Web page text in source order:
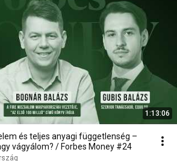
1:13:06
és teljes anyagi függetlenség –
vágyálom? / Forbes Money #24